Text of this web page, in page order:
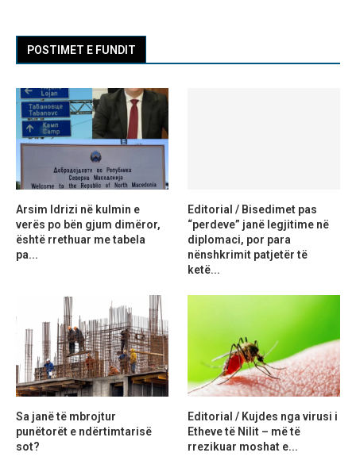
POSTIMET E FUNDIT
Arsim Idrizi në kulmin e
verës po bën gjum dimëror,
është rrethuar me tabela
pa...
Editorial / Bisedimet pas
“perdeve” janë legjitime në
diplomaci, por para
nënshkrimit patjetër të
ketë...
Sa janë të mbrojtur
punëtorët e ndërtimtarisë
sot?
Editorial / Kujdes nga virusi i
Etheve të Nilit – më të
rrezikuar moshat e...